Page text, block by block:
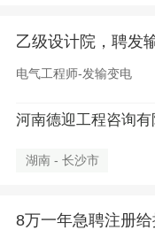
乙级设计院，聘发
电气工程师-发输变电
河南德迎工程咨询有
湖南 - 长沙市
8万一年急聘注册